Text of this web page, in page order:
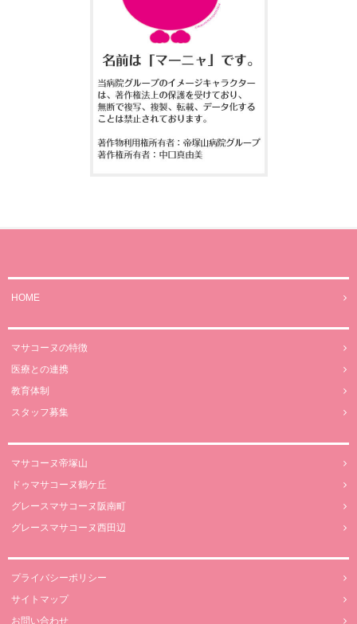
HOME
マサコーヌの特徴
医療との連携
教育体制
スタッフ募集
マサコーヌ帝塚山
ドゥマサコーヌ鶴ケ丘
グレースマサコーヌ阪南町
グレースマサコーヌ西田辺
プライバシーポリシー
サイトマップ
お問い合わせ